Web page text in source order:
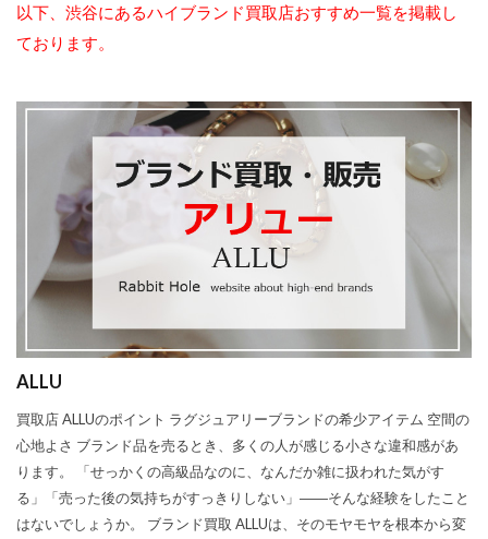
以下、渋谷にあるハイブランド買取店おすすめ一覧を掲載し
ております。
ALLU
買取店 ALLUのポイント ラグジュアリーブランドの希少アイテム 空間の
心地よさ ブランド品を売るとき、多くの人が感じる小さな違和感があ
ります。 「せっかくの高級品なのに、なんだか雑に扱われた気がす
る」「売った後の気持ちがすっきりしない」――そんな経験をしたこと
はないでしょうか。 ブランド買取 ALLUは、そのモヤモヤを根本から変